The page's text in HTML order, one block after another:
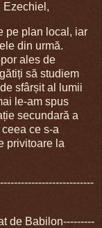
Ezechiel,
pe plan local, iar
din urmă.
ales de
să studiem
sfârșit al lumii
le-am spus
secundară a
ce s-a
privitoare la
de Babilon---------